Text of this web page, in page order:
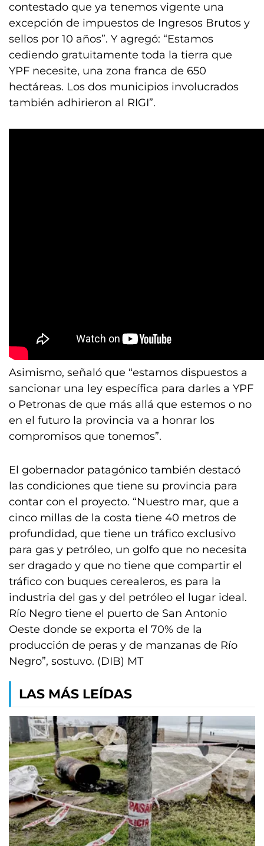
contestado que ya tenemos vigente una
excepción de impuestos de Ingresos Brutos y
sellos por 10 años”. Y agregó: “Estamos
cediendo gratuitamente toda la tierra que
YPF necesite, una zona franca de 650
hectáreas. Los dos municipios involucrados
también adhirieron al RIGI”.
Asimismo, señaló que “estamos dispuestos a
sancionar una ley específica para darles a YPF
o Petronas de que más allá que estemos o no
en el futuro la provincia va a honrar los
compromisos que tonemos”.
El gobernador patagónico también destacó
las condiciones que tiene su provincia para
contar con el proyecto. “Nuestro mar, que a
cinco millas de la costa tiene 40 metros de
profundidad, que tiene un tráfico exclusivo
para gas y petróleo, un golfo que no necesita
ser dragado y que no tiene que compartir el
tráfico con buques cerealeros, es para la
industria del gas y del petróleo el lugar ideal.
Río Negro tiene el puerto de San Antonio
Oeste donde se exporta el 70% de la
producción de peras y de manzanas de Río
Negro”, sostuvo. (DIB) MT
LAS MÁS LEÍDAS